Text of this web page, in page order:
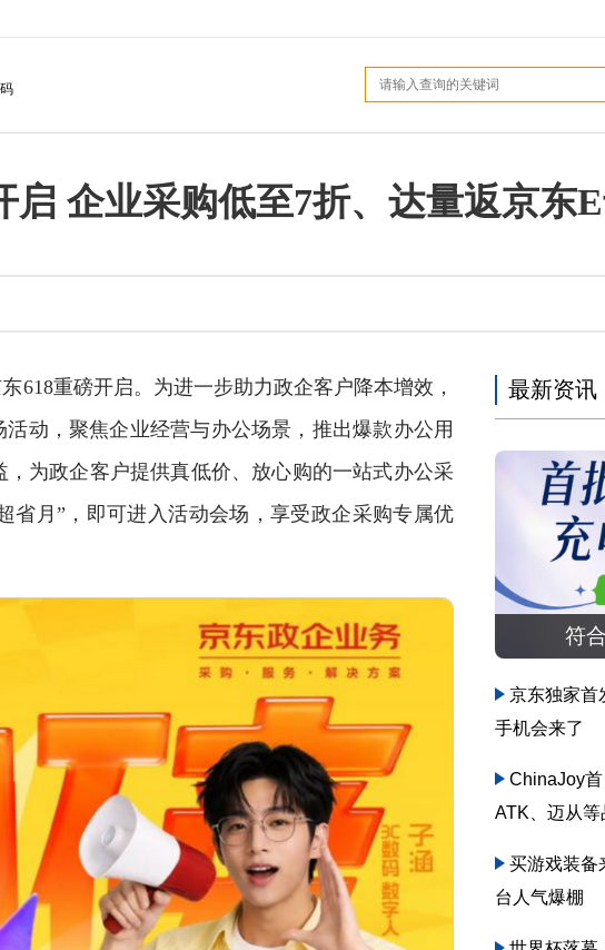
启 企业采购低至7折、达量返京东
618重磅开启。为进一步助力政企客户降本增效，
动，聚焦企业经营与办公场景，推出爆款办公用
为政企客户提供真低价、放心购的一站式办公采
省月”，即可进入活动会场，享受政企采购专属优
最新资讯
符
京东独家首
手机会来了
ChinaJoy首
ATK、迈从
买游戏装备
台人气爆棚